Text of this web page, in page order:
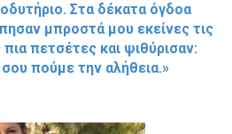
Στα δέκατα όγδοα
μπροστά μου εκείνες τις
πετσέτες και ψιθύρισαν:
πούμε την αλήθεια.»